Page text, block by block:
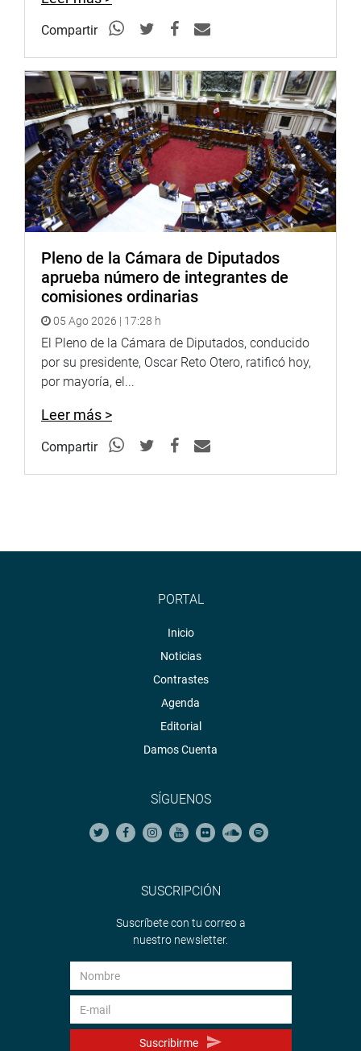
Compartir
Pleno de la Cámara de Diputados
aprueba número de integrantes de
comisiones ordinarias
05 Ago 2026 | 17:28 h
El Pleno de la Cámara de Diputados, conducido
por su presidente, Oscar Reto Otero, ratificó hoy,
por mayoría, el...
Leer más >
Compartir
PORTAL
Inicio
Noticias
Contrastes
Agenda
Editorial
Damos Cuenta
SÍGUENOS
SUSCRIPCIÓN
Suscríbete con tu correo a
nuestro newsletter.
Suscribirme